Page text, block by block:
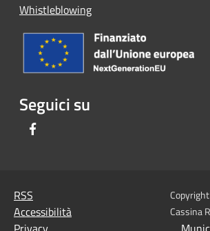
Whistleblowing
Seguici su
RSS
Accessibilità
Cassina